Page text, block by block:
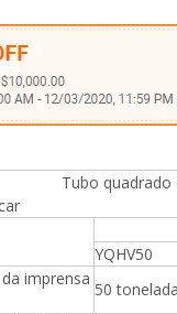
de
YQHV50
imprensa
50